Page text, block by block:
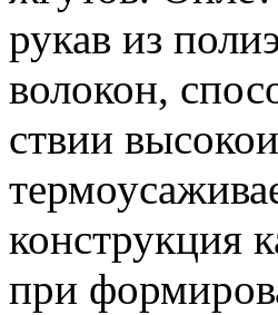
рукав из
волокон,
ствии
конструкция
при